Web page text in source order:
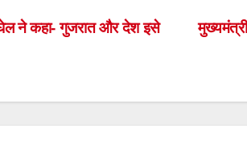
ने कहा- गुजरात और देश इसे